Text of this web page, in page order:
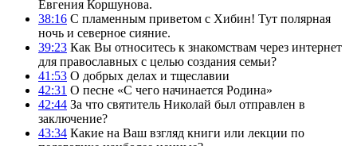
Евгения Коршунова.
38:16 С пламенным приветом с Хибин! Тут полярная
ночь и северное сияние.
39:23 Как Вы относитесь к знакомствам через интернет
для православных с целью создания семьи?
41:53 О добрых делах и тщеславии
42:31 О песне «С чего начинается Родина»
42:44 За что святитель Николай был отправлен в
заключение?
43:34 Какие на Ваш взгляд книги или лекции по